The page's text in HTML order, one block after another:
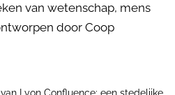
van wetenschap, mens
door Coop